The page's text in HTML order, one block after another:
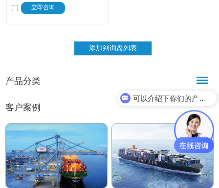
立即咨询
产品分类
客户案例
可以介绍下你们的产品么？